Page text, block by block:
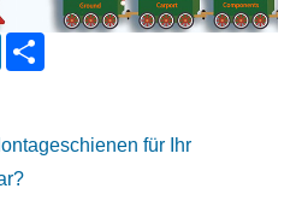
LinkedIn
für Ihr